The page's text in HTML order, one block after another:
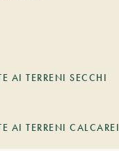
AI TERRENI SECCHI
AI TERRENI CALCAREI